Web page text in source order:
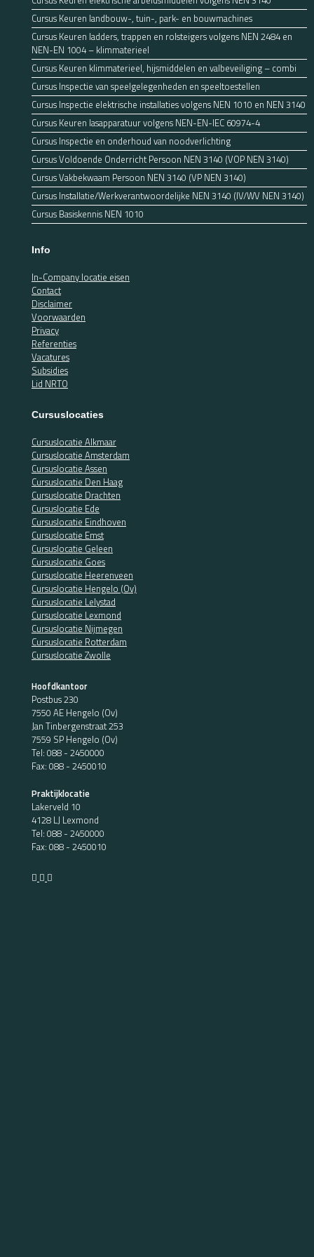
Cursus Keuren landbouw-, tuin-, park- en bouwmachines
Cursus Keuren ladders, trappen en rolsteigers volgens NEN 2484 en
NEN-EN 1004 – klimmaterieel
Cursus Keuren klimmaterieel, hijsmiddelen en valbeveiliging – combi
Cursus Inspectie van speelgelegenheden en speeltoestellen
Cursus Inspectie elektrische installaties volgens NEN 1010 en NEN 3140
Cursus Keuren lasapparatuur volgens NEN-EN-IEC 60974-4
Cursus Inspectie en onderhoud van noodverlichting
Cursus Voldoende Onderricht Persoon NEN 3140 (VOP NEN 3140)
Cursus Vakbekwaam Persoon NEN 3140 (VP NEN 3140)
Cursus Installatie/Werkverantwoordelijke NEN 3140 (IV/WV NEN 3140)
Cursus Basiskennis NEN 1010
Info
In-Company locatie eisen
Contact
Disclaimer
Voorwaarden
Privacy
Referenties
Vacatures
Subsidies
Lid NRTO
Cursuslocaties
Cursuslocatie Alkmaar
Cursuslocatie Amsterdam
Cursuslocatie Assen
Cursuslocatie Den Haag
Cursuslocatie Drachten
Cursuslocatie Ede
Cursuslocatie Eindhoven
Cursuslocatie Emst
Cursuslocatie Geleen
Cursuslocatie Goes
Cursuslocatie Heerenveen
Cursuslocatie Hengelo (Ov)
Cursuslocatie Lelystad
Cursuslocatie Lexmond
Cursuslocatie Nijmegen
Cursuslocatie Rotterdam
Cursuslocatie Zwolle
Hoofdkantoor
Postbus 230
7550 AE Hengelo (Ov)
Jan Tinbergenstraat 253
7559 SP Hengelo (Ov)
Tel: 088 - 2450000
Fax: 088 - 2450010
Praktijklocatie
Lakerveld 10
4128 LJ Lexmond
Tel: 088 - 2450000
Fax: 088 - 2450010